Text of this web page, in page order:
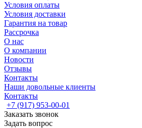
Условия оплаты
Условия доставки
Гарантия на товар
Рассрочка
О нас
О компании
Новости
Отзывы
Контакты
Наши довольные клиенты
Контакты
+7 (917) 953-00-01
Заказать звонок
Задать вопрос